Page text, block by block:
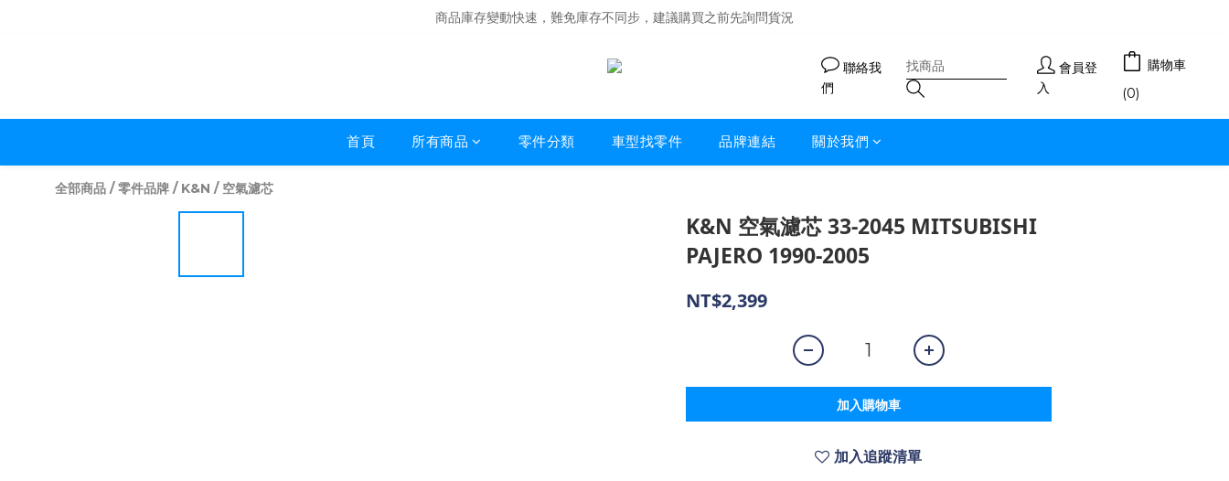
商品庫存變動快速，難免庫存不同步，建議購買之前先詢問貨況
商品庫存變動快速，難免庫存不同步，建議購買之前先詢問貨況
聯絡我
們
會員登
入
購物車
(0)
首頁 所有商品 零件分類 車型找零件 品牌連結 關於我們
全部商品 /零件品牌 / K&N / 空氣濾芯
K&N 空氣濾芯 33-2045 MITSUBISHI
PAJERO 1990-2005
NT$2,399
加入購物車
加入追蹤清單